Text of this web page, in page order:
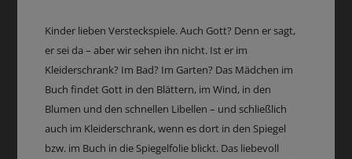
Kinder lieben Versteckspiele. Auch Gott? Denn er sagt,
er sei da – aber wir sehen ihn nicht. Ist er im
Kleiderschrank? Im Bad? Im Garten? Das Mädchen im
Buch findet Gott in den Blättern, im Wind, in den
Blumen und den schnellen Libellen – und schließlich
auch im Kleiderschrank, wenn es dort in den Spiegel
bzw. im Buch in die Spiegelfolie blickt. Das liebevoll